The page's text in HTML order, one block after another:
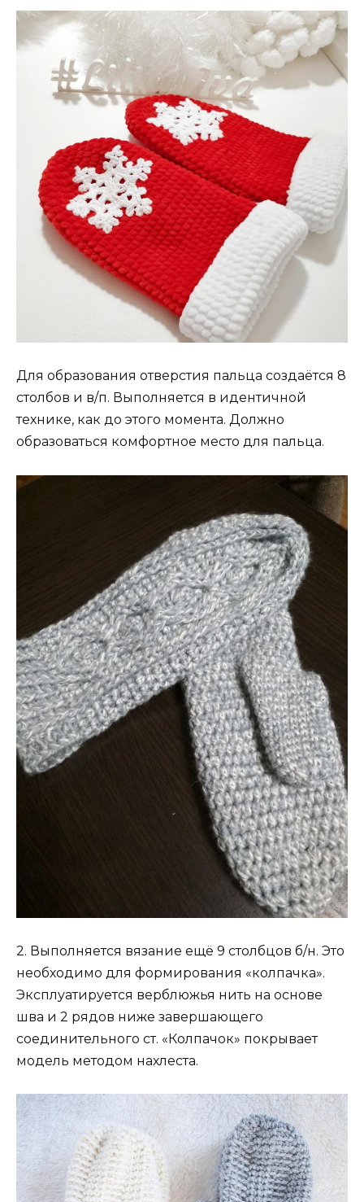
Для образования отверстия пальца создаётся 8
столбов и в/п. Выполняется в идентичной
технике, как до этого момента. Должно
образоваться комфортное место для пальца.
2. Выполняется вязание ещё 9 столбцов б/н. Это
необходимо для формирования «колпачка».
Эксплуатируется верблюжья нить на основе
шва и 2 рядов ниже завершающего
соединительного ст. «Колпачок» покрывает
модель методом нахлеста.